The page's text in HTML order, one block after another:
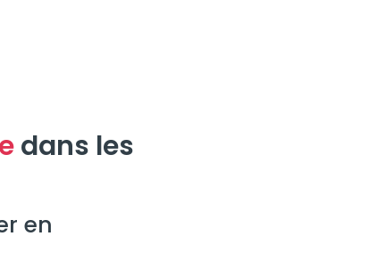
dans les
en